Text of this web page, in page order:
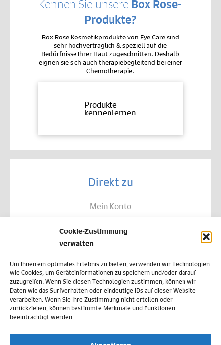
Cookie-Zustimmung
verwalten
Um Ihnen ein optimales Erlebnis zu bieten, verwenden wir Technologien
wie Cookies, um Geräteinformationen zu speichern und/oder darauf
zuzugreifen. Wenn Sie diesen Technologien zustimmen, können wir
Daten wie das Surfverhalten oder eindeutige IDs auf dieser Website
verarbeiten. Wenn Sie Ihre Zustimmung nicht erteilen oder
zurückziehen, können bestimmte Merkmale und Funktionen
beeinträchtigt werden.
Kennen Sie unsere Box Rose-
Produkte?
Box Rose Kosmetikprodukte von Eye Care sind
sehr hochverträglich & speziell auf die
Bedürfnisse Ihrer Haut zugeschnitten. Deshalb
eignen sie sich auch therapiebegleitend bei einer
Chemotherapie.
Produkte
kennenlernen
Direkt zu
Mein Konto
Allgemeine Geschäftsbedingungen
Datenschutz
Widerruf
Zahlungsweisen
Versand & Lieferung